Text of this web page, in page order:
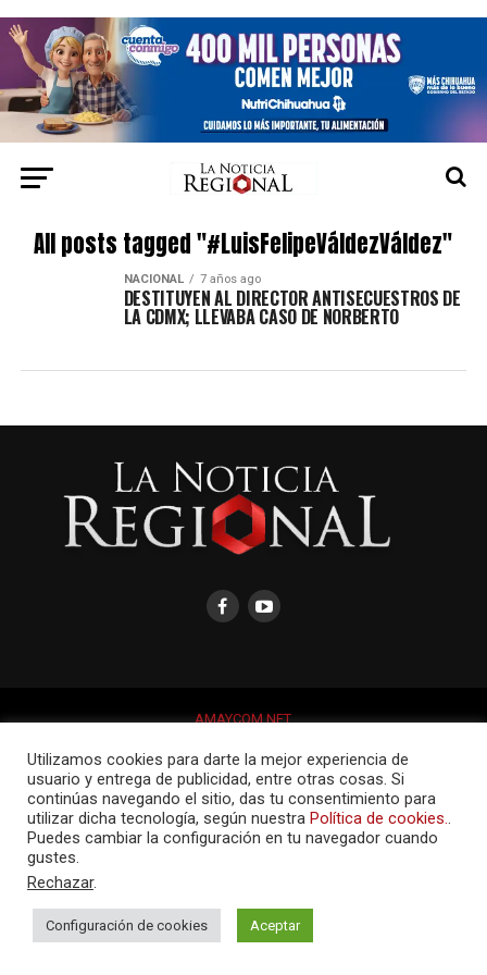
All posts tagged "#LuisFelipeVáldezVáldez"
NACIONAL 7 años ago
DESTITUYEN AL DIRECTOR ANTISECUESTROS DE
LA CDMX; LLEVABA CASO DE NORBERTO
AMAYCOM.NET
Utilizamos cookies para darte la mejor experiencia de
usuario y entrega de publicidad, entre otras cosas. Si
continúas navegando el sitio, das tu consentimiento para
utilizar dicha tecnología, según nuestra Política de cookies..
Puedes cambiar la configuración en tu navegador cuando
gustes.
Rechazar.
Configuración de cookies Aceptar